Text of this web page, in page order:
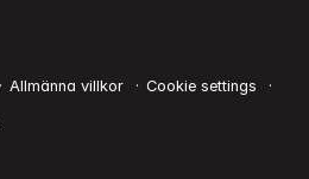
Allmänna villkor Cookie settings